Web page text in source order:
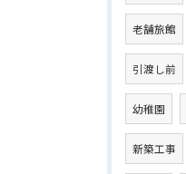
老舗旅館
引渡し前
幼稚園
新築工事